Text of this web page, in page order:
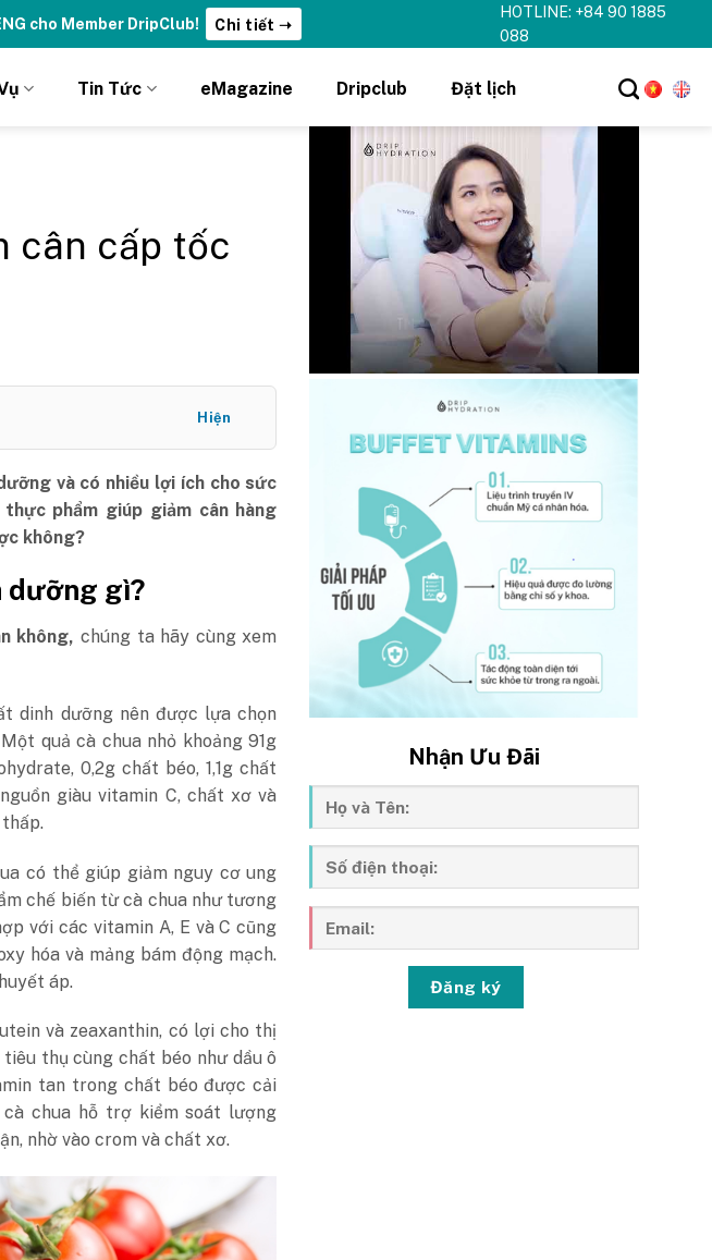
cho Member DripClub! Chi tiết ➝
HOTLINE: +84 90 1885
088
Tin Tức eMagazine Dripclub Đặt lịch
cân cấp tốc
Hiện
và có nhiều lợi ích cho sức
phẩm giúp giảm cân hàng
không?
dưỡng gì?
không, chúng ta hãy cùng xem
dinh dưỡng nên được lựa chọn
quả cà chua nhỏ khoảng 91g
0,2g chất béo, 1,1g chất
giàu vitamin C, chất xơ và
có thể giúp giảm nguy cơ ung
chế biến từ cà chua như tương
với các vitamin A, E và C cũng
hóa và mảng bám động mạch.
áp.
và zeaxanthin, có lợi cho thị
thụ cùng chất béo như dầu ô
tan trong chất béo được cải
chua hỗ trợ kiểm soát lượng
nhờ vào crom và chất xơ.
Nhận Ưu Đãi
Đăng ký